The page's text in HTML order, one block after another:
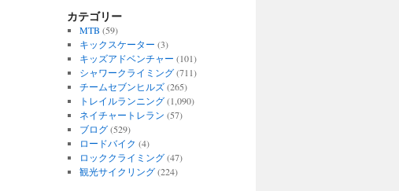
カテゴリー
MTB (59)
キックスケーター (3)
キッズアドベンチャー (101)
シャワークライミング(711)
チームセブンヒルズ(265)
トレイルランニング(1,090)
ネイチャートレラン (57)
ブログ(529)
ロードバイク (4)
ロッククライミング(47)
観光サイクリング(224)